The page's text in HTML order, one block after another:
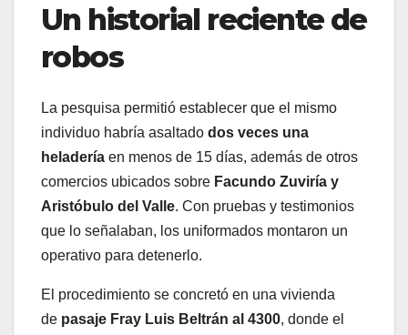
Un historial reciente de
robos
La pesquisa permitió establecer que el mismo
individuo habría asaltado dos veces una
heladería en menos de 15 días, además de otros
comercios ubicados sobre Facundo Zuviría y
Aristóbulo del Valle. Con pruebas y testimonios
que lo señalaban, los uniformados montaron un
operativo para detenerlo.
El procedimiento se concretó en una vivienda
de pasaje Fray Luis Beltrán al 4300, donde el